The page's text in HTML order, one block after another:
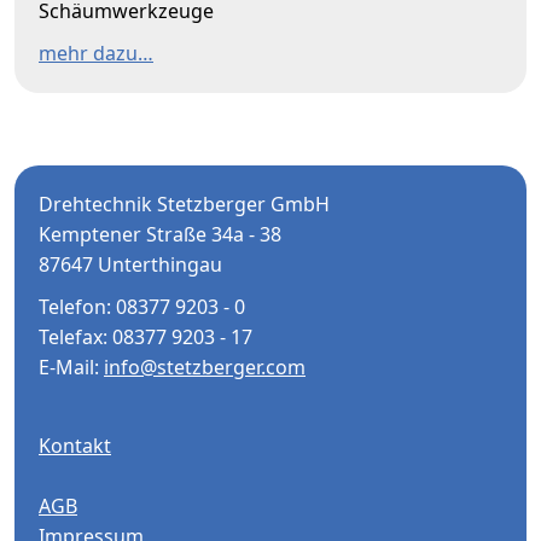
Schäumwerkzeuge
mehr dazu…
Drehtechnik Stetzberger GmbH
Kemptener Straße 34a - 38
87647 Unterthingau
Telefon: 08377 9203 - 0
Telefax: 08377 9203 - 17
E-Mail: info@stetzberger.com
Kontakt
AGB